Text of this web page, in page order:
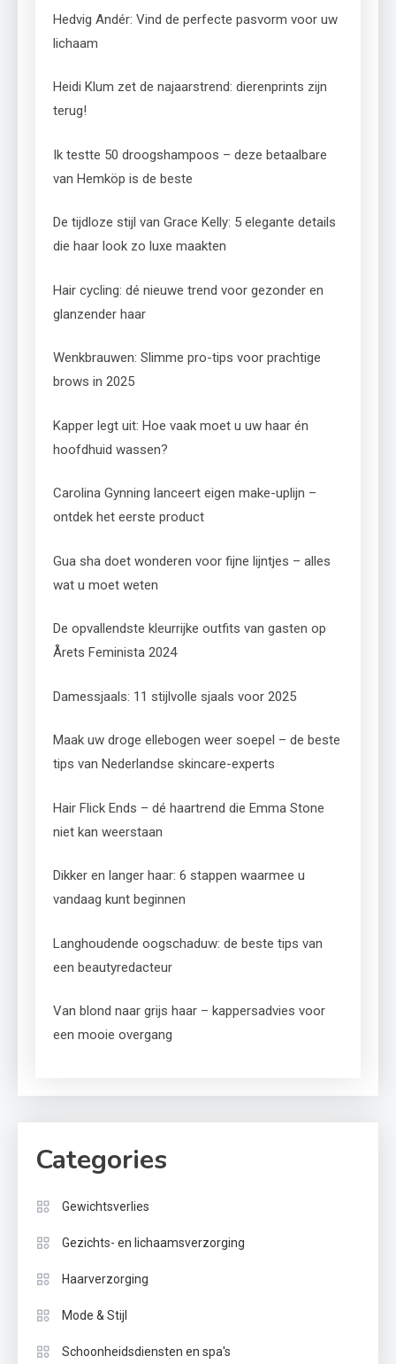
Hedvig Andér: Vind de perfecte pasvorm voor uw
lichaam
Heidi Klum zet de najaarstrend: dierenprints zijn
terug!
Ik testte 50 droogshampoos – deze betaalbare
van Hemköp is de beste
De tijdloze stijl van Grace Kelly: 5 elegante details
die haar look zo luxe maakten
Hair cycling: dé nieuwe trend voor gezonder en
glanzender haar
Wenkbrauwen: Slimme pro-tips voor prachtige
brows in 2025
Kapper legt uit: Hoe vaak moet u uw haar én
hoofdhuid wassen?
Carolina Gynning lanceert eigen make-uplijn –
ontdek het eerste product
Gua sha doet wonderen voor fijne lijntjes – alles
wat u moet weten
De opvallendste kleurrijke outfits van gasten op
Årets Feminista 2024
Damessjaals: 11 stijlvolle sjaals voor 2025
Maak uw droge ellebogen weer soepel – de beste
tips van Nederlandse skincare-experts
Hair Flick Ends – dé haartrend die Emma Stone
niet kan weerstaan
Dikker en langer haar: 6 stappen waarmee u
vandaag kunt beginnen
Langhoudende oogschaduw: de beste tips van
een beautyredacteur
Van blond naar grijs haar – kappersadvies voor
een mooie overgang
Categories
Gewichtsverlies
Gezichts- en lichaamsverzorging
Haarverzorging
Mode & Stijl
Schoonheidsdiensten en spa's